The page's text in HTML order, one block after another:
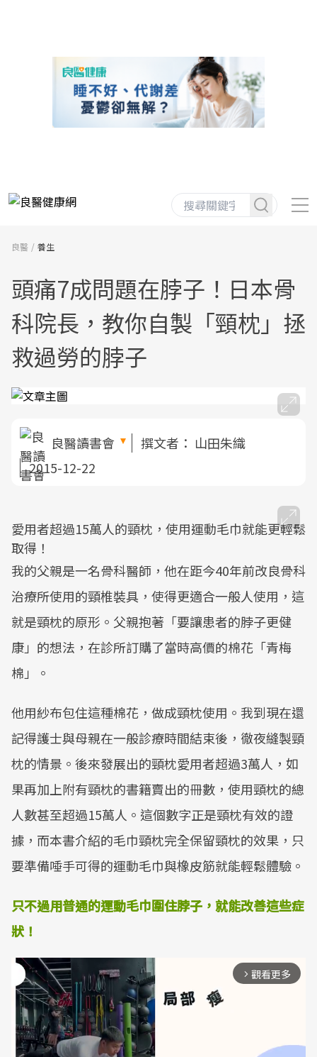
良醫 養生
頭痛7成問題在脖子！日本骨
科院長，教你自製「頸枕」拯
救過勞的脖子
良醫讀書會 撰文者： 山田朱織
2015-12-22
愛用者超過15萬人的頸枕，使用運動毛巾就能更輕鬆
取得！
我的父親是一名骨科醫師，他在距今40年前改良骨科
治療所使用的頸椎裝具，使得更適合一般人使用，這
就是頸枕的原形。父親抱著「要讓患者的脖子更健
康」的想法，在診所訂購了當時高價的棉花「青梅
棉」。
他用紗布包住這種棉花，做成頸枕使用。我到現在還
記得護士與母親在一般診療時間結束後，徹夜縫製頸
枕的情景。後來發展出的頸枕愛用者超過3萬人，如
果再加上附有頸枕的書籍賣出的冊數，使用頸枕的總
人數甚至超過15萬人。這個數字正是頸枕有效的證
據，而本書介紹的毛巾頸枕完全保留頸枕的效果，只
要準備唾手可得的運動毛巾與橡皮筋就能輕鬆體驗。
只不過用普通的運動毛巾圍住脖子，就能改善這些症
狀！
arrow_forward_ios 觀看更多